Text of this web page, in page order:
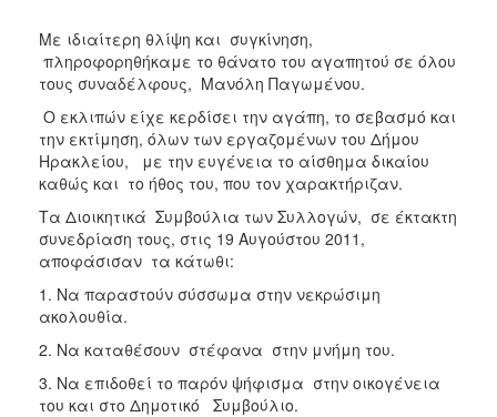
2011
2010
2006
ΔΗΜΟΤΗΣ
ΕΠΙΣΚΕΠΤΗΣ
ΗΡΑΚΛΕΙΟ
Με ιδιαίτερη θλίψη και συγκίνηση,
πληροφορηθήκαμε το θάνατο του αγαπητού σε όλου
τους συναδέλφους, Μανόλη Παγωμένου.
Ο εκλιπών είχε κερδίσει την αγάπη, το σεβασμό και
την εκτίμηση, όλων των εργαζομένων του Δήμου
Ηρακλείου, με την ευγένεια το αίσθημα δικαίου
καθώς και το ήθος του, που τον χαρακτήριζαν.
Τα Διοικητικά Συμβούλια των Συλλογών, σε έκτακτη
συνεδρίαση τους, στις 19 Αυγούστου 2011,
αποφάσισαν τα κάτωθι:
1. Να παραστούν σύσσωμα στην νεκρώσιμη
ακολουθία.
2. Να καταθέσουν στέφανα στην μνήμη του.
3. Να επιδοθεί το παρόν ψήφισμα στην οικογένεια
του και στο Δημοτικό Συμβούλιο.